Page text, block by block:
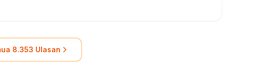
8.353 Ulasan